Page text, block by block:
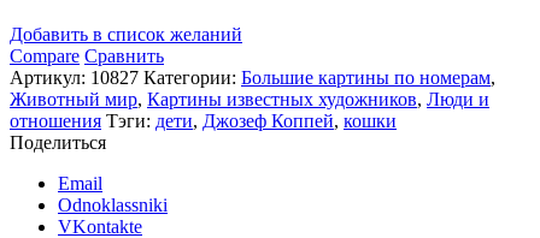
Добавить в список желаний
Compare Сравнить
Артикул: 10827 Категории: Большие картины по номерам,
Животный мир, Картины известных художников, Люди и
отношения Тэги: дети, Джозеф Коппей, кошки
Поделиться
Email
Odnoklassniki
VKontakte